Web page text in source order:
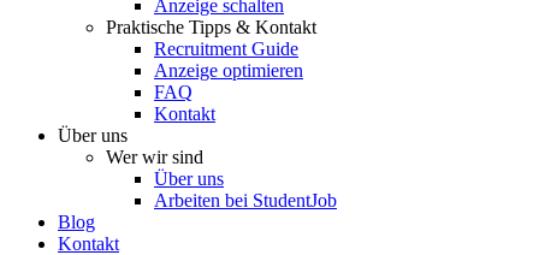
Anzeige schalten
Praktische Tipps & Kontakt
Recruitment Guide
Anzeige optimieren
FAQ
Kontakt
Über uns
Wer wir sind
Über uns
Arbeiten bei StudentJob
Blog
Kontakt